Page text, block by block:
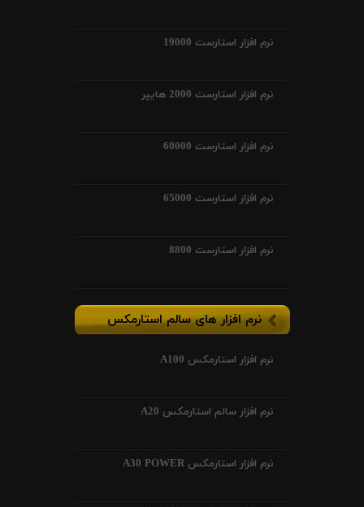
نرم افزار استارست 19000
نرم افزار استارست 2000 هایپر
نرم افزار استارست 60000
نرم افزار استارست 65000
نرم افزار استارست 8800
نرم افزار های سالم استارمکس
نرم افزار استارمکس A100
نرم افزار سالم استارمکس A20
نرم افزار استارمکس A30 POWER